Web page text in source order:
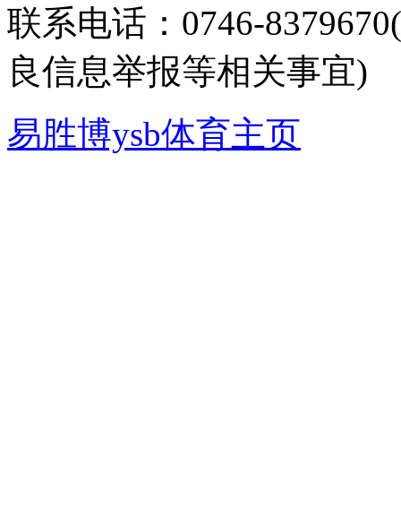
联系电话：0746-
良信息举报等相关事宜)
易胜博ysb体育主页